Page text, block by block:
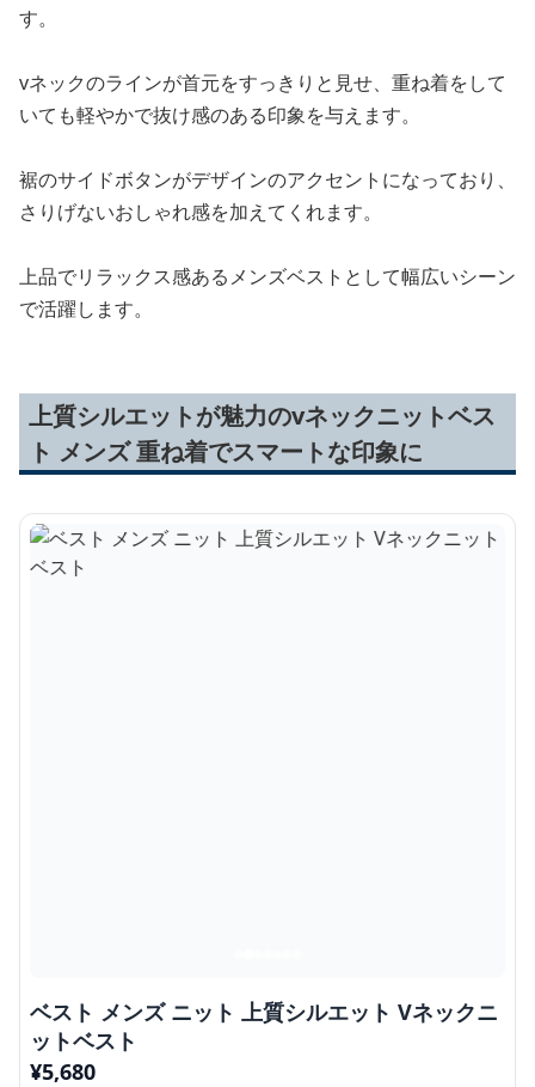
す。
vネックのラインが首元をすっきりと見せ、重ね着をして
いても軽やかで抜け感のある印象を与えます。
裾のサイドボタンがデザインのアクセントになっており、
さりげないおしゃれ感を加えてくれます。
上品でリラックス感あるメンズベストとして幅広いシーン
で活躍します。
上質シルエットが魅力のvネックニットベス
ト メンズ 重ね着でスマートな印象に
ベスト メンズ ニット 上質シルエット Vネックニ
ットベスト
¥5,680